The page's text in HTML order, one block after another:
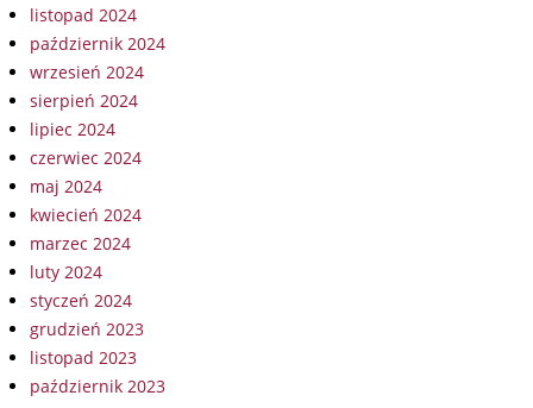
listopad 2024
październik 2024
wrzesień 2024
sierpień 2024
lipiec 2024
czerwiec 2024
maj 2024
kwiecień 2024
marzec 2024
luty 2024
styczeń 2024
grudzień 2023
listopad 2023
październik 2023